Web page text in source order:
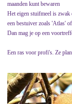
maanden kunt bewaren
Het eigen stuifmeel is
een bestuiver zoals 'Atlas'
Dan mag je op een
Een ras voor profi's. Ze